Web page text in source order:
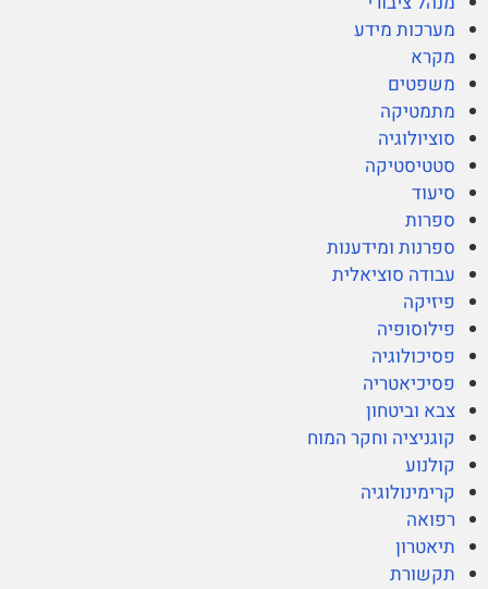
מערכות מידע
מקרא
משפטים
מתמטיקה
סוציולוגיה
סטטיסטיקה
סיעוד
ספרות
ספרנות ומידענות
עבודה סוציאלית
פיזיקה
פילוסופיה
פסיכולוגיה
פסיכיאטריה
צבא וביטחון
קוגניציה וחקר המוח
קולנוע
קרימינולוגיה
רפואה
תיאטרון
תקשורת